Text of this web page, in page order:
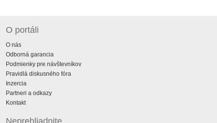
O portáli
O nás
Odborná garancia
Podmienky pre návštevníkov
Pravidlá diskusného fóra
Inzercia
Partneri a odkazy
Kontakt
Neprehliadnite